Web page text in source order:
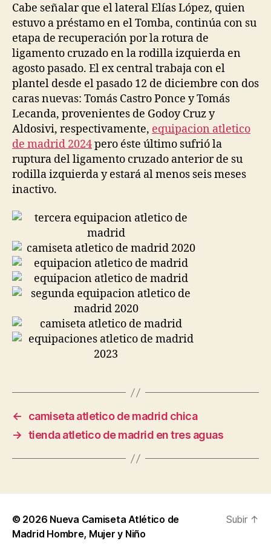
Cabe señalar que el lateral Elías López, quien
estuvo a préstamo en el Tomba, continúa con su
etapa de recuperación por la rotura de
ligamento cruzado en la rodilla izquierda en
agosto pasado. El ex central trabaja con el
plantel desde el pasado 12 de diciembre con dos
caras nuevas: Tomás Castro Ponce y Tomás
Lecanda, provenientes de Godoy Cruz y
Aldosivi, respectivamente, equipacion atletico
de madrid 2024pero éste último sufrió la
ruptura del ligamento cruzado anterior de su
rodilla izquierda y estará al menos seis meses
inactivo.
←
camiseta atletico de madrid chica
→ tienda atletico de madrid en tres aguas
© 2026 Nueva Camiseta Atlético de
Madrid Hombre, Mujer y Niño
Subir ↑